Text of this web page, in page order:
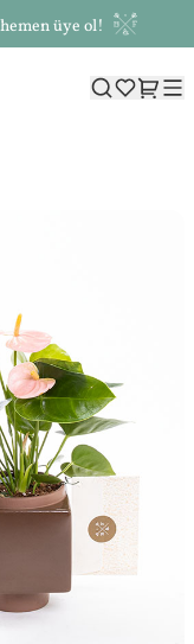
üye ol!